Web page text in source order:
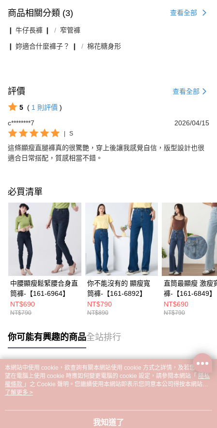
商品相關分類 (3) 查看全部
❙ 牛仔長褲 ❙ 窄管褲
❙ 妳適合什麼褲子？ ❙ 棉花糖身形
評價 查看全部
5 ( 1 則評價 )
c********7
2026/04/15
S
這條顯瘦直腿褲真的很驚艷，穿上後讓我感覺自信，版型設計也很
適合日常搭配，質感相當不錯。
必買清單
中腰顯瘦鬆緊腰合身直
筒褲-【161-6964】
NT$690
NT$790
你不能沒有的 顯瘦寬
筒褲-【161-6892】
NT$790
NT$890
直筒最顯瘦 激瘦
褲-【161-6849】
NT$690
NT$790
你可能有興趣的商品全站排行
熱門標籤
本網站中使用 cookie，欲查詢有關本網站使用 cookie 方式之詳情，及若您不希
望在電腦上使用 cookie 時應如何變更電腦的 cookie 設定，請參閱本網站「 隱私
權條款 」之 Cookie 聲明。您繼續使用本網站即表示您同意本公司得按本網站使
用條款之 Cookie 聲明使用 cookie。
了解更多 >
我知道了